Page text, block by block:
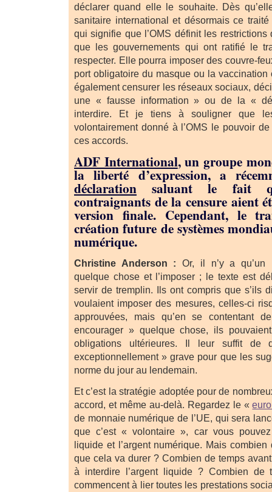
déclarer quand elle le souhaite. Dès
sanitaire international et désormais ce
qui signifie que l’OMS définit les restrictions
que les gouvernements qui ont ratifié le
respecter. Elle pourra imposer des couvre-
port obligatoire du masque ou la
également censurer les réseaux sociaux,
une « fausse information » ou de la «
interdire. Et je tiens à souligner que
volontairement donné à l’OMS le pouvoir
ces accords.
ADF International, un groupe
la liberté d’expression, a
déclaration saluant le fait
contraignants de la censure aient
version finale. Cependant, le
création future de systèmes
numérique.
Christine Anderson :Or, il n’y a qu’un
quelque chose et l’imposer ; le texte est
servir de tremplin. Ils ont compris que s’ils
voulaient imposer des mesures, celles-ci
approuvées, mais qu’en se contentant
encourager » quelque chose, ils
obligations ultérieures. Il leur suffit de
exceptionnellement » grave pour que les
norme du jour au lendemain.
Et c’est la stratégie adoptée pour de
accord, et même au-delà. Regardez le «
de monnaie numérique de l’UE, qui sera
que c’est « volontaire », car vous
liquide et l’argent numérique. Mais
que cela va durer ? Combien de temps
à interdire l’argent liquide ? Combien de
commencent à lier toutes les prestations